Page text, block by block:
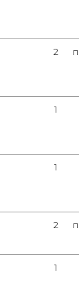
2
1
1
2
1